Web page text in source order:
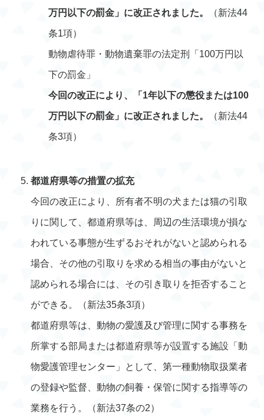
万円以下の罰金」に改正されました。 （新法44
条1項）
動物虐待罪・動物遺棄罪の法定刑「100万円以
下の罰金」
今回の改正により、「1年以下の懲役または100
万円以下の罰金」に改正されました。 （新法44
条3項）
都道府県等の措置の拡充
今回の改正により、所有者不明の犬または猫の引取
りに関して、都道府県等は、周辺の生活環境が損な
われている事態が生ずるおそれがないと認められる
場合、その他の引取りを求める相当の事由がないと
認められる場合には、その引き取りを拒否すること
ができる。（新法35条3項）
都道府県等は、動物の愛護及び管理に関する事務を
所掌する部局または都道府県等が設置する施設「動
物愛護管理センター」として、第一種動物取扱業者
の登録や監督、動物の飼養・保管に関する指導等の
業務を行う。（新法37条の2）